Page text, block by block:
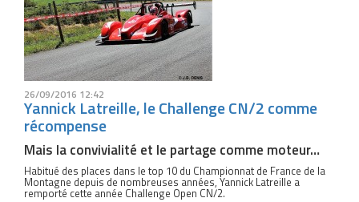
26/09/2016 12:42
Yannick Latreille, le Challenge CN/2 comme
récompense
Mais la convivialité et le partage comme moteur…
Habitué des places dans le top 10 du Championnat de France de la
Montagne depuis de nombreuses années, Yannick Latreille a
remporté cette année Challenge Open CN/2.